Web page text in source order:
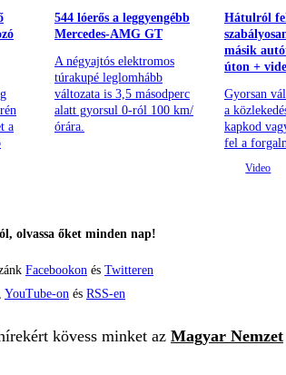
a
544 lóerős a leggyengébb
Mercedes-AMG GT
A négyajtós elektromos
túrakupé leglomhább
változata is 3,5 másodperc
alatt gyorsul 0-ról 100 km/
órára.
Hátulról
másik
úton +
Gyorsan
a
kapkod
fel a
olvassa őket minden nap!
Facebookon és Twitteren
, YouTube-on és RSS-en
kövess minket az Magyar Nemzet